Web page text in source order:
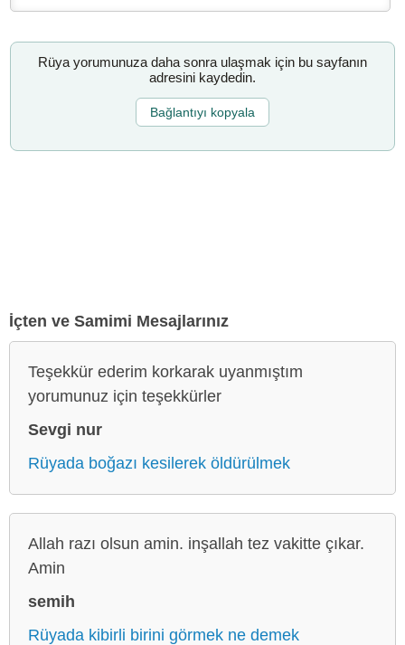
Rüya yorumunuza daha sonra ulaşmak için bu sayfanın
adresini kaydedin.
Bağlantıyı kopyala
İçten ve Samimi Mesajlarınız
Teşekkür ederim korkarak uyanmıştım
yorumunuz için teşekkürler
Sevgi nur
Rüyada boğazı kesilerek öldürülmek
Allah razı olsun amin. inşallah tez vakitte çıkar.
Amin
semih
Rüyada kibirli birini görmek ne demek